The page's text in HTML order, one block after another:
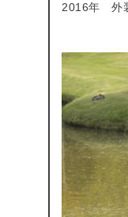
2016年 外